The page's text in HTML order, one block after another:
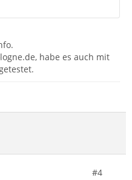
habe es auch mit
#4